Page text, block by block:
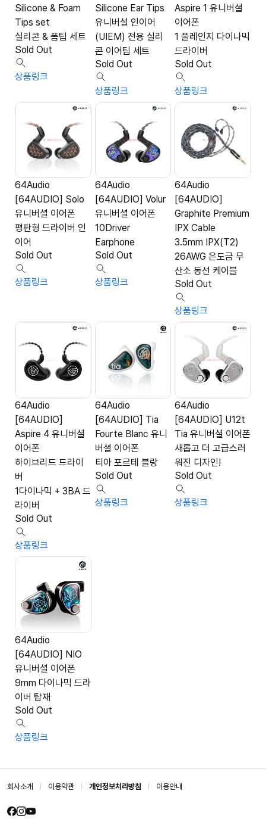
Silicone & Foam
Tips set
실리콘 & 폼팁 세트
Sold Out
상품링크
Silicone Ear Tips
유니버설 인이어
(UIEM) 전용 실리
콘 이어팀 세트
Sold Out
상품링크
Aspire 1 유니버셜
이어폰
1 풀레인지 다이나믹
드라이버
Sold Out
상품링크
64Audio
[64AUDIO] Solo
유니버셜 이어폰
평판형 드라이버 인
이어
Sold Out
상품링크
64Audio
[64AUDIO] Volur
유니버셜 이어폰
10Driver
Earphone
Sold Out
상품링크
64Audio
[64AUDIO]
Graphite Premium
IPX Cable
3.5mm IPX(T2)
26AWG 은도금 무
산소 동선 케이블
Sold Out
상품링크
64Audio
[64AUDIO]
Aspire 4 유니버셜
이어폰
하이브리드 드라이
버
1다이나믹 + 3BA 드
라이버
Sold Out
상품링크
64Audio
[64AUDIO] Tia
Fourte Blanc 유니
버셜 이어폰
티아 포르테 블랑
Sold Out
상품링크
64Audio
[64AUDIO] U12t
Tia 유니버셜 이어폰
새롭고 더 고급스러
워진 디자인!
Sold Out
상품링크
64Audio
[64AUDIO] NIO
유니버셜 이어폰
9mm 다이나믹 드라
이버 탑재
Sold Out
상품링크
회사소개 이용약관 개인정보처리방침 이용안내